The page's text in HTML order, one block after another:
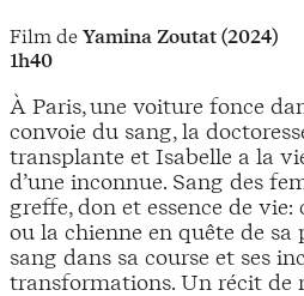
Film de Yamina Zoutat (2024)
1h40
À Paris, une voiture fonce
convoie du sang, la
transplante et Isabelle a la
d’une inconnue. Sang des
greffe, don et essence de
ou la chienne en quête de sa
sang dans sa course et ses
transformations. Un récit de